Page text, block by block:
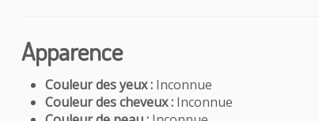
Apparence
Couleur des yeux : Inconnue
Couleur des cheveux : Inconnue